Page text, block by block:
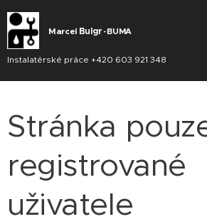
Marcel Bulgr -BUMA
Instalatérské práce +420 603 921 348
Stránka
registrované
uživatele